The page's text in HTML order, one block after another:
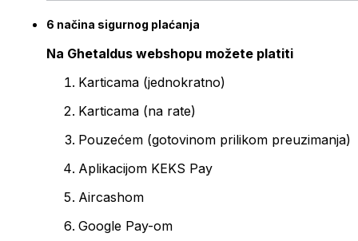
6 načina sigurnog plaćanja
Na Ghetaldus webshopu možete platiti
Karticama (jednokratno)
Karticama (na rate)
Pouzećem (gotovinom prilikom preuzimanja)
Aplikacijom KEKS Pay
Aircashom
Google Pay-om